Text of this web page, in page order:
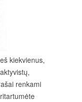
kiekvienus,
renkami